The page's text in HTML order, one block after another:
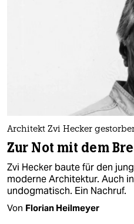
Architekt Zvi Hecker
Zur Not mit dem
Zvi Hecker baute für den
moderne Architektur. Auch
undogmatisch. Ein Nachruf.
Von Florian Heilmeyer